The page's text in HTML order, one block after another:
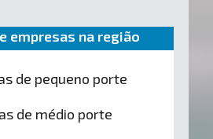
empresas na região
de pequeno porte
de médio porte